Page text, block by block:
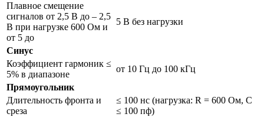
Плавное смещение
сигналов от 2,5 В до – 2,5
В при нагрузке 600 Ом и
от 5 до
5 В без нагрузки
Синус
Коэффициент гармоник ≤
5% в диапазоне
от 10 Гц до 100 кГц
Прямоугольник
Длительность фронта и
среза
≤ 100 нс (нагрузка: R = 600 Ом, С
≤ 100 пф)